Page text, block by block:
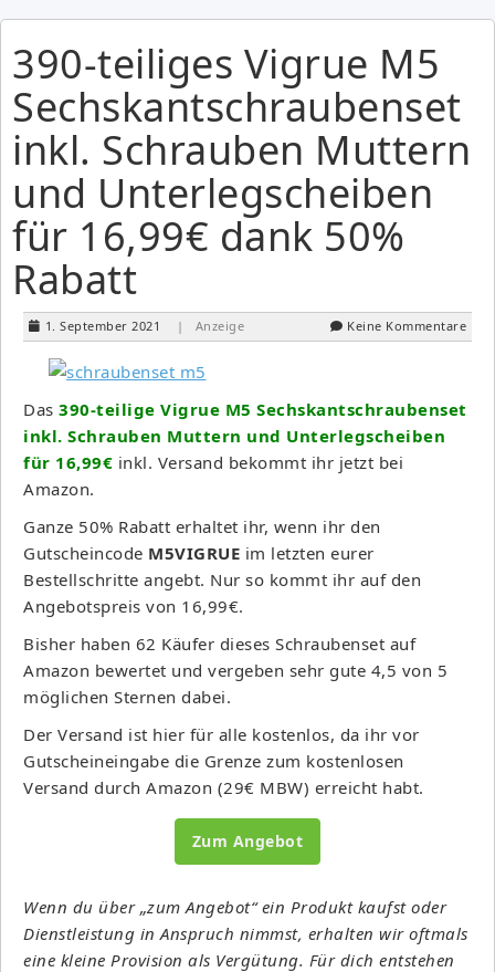
390-teiliges Vigrue M5
Sechskantschraubenset
inkl. Schrauben Muttern
und Unterlegscheiben
für 16,99€ dank 50%
Rabatt
1. September 2021 | Anzeige Keine Kommentare
Das 390-teilige Vigrue M5 Sechskantschraubenset
inkl. Schrauben Muttern und Unterlegscheiben
für 16,99€ inkl. Versand bekommt ihr jetzt bei
Amazon.
Ganze 50% Rabatt erhaltet ihr, wenn ihr den
Gutscheincode M5VIGRUE im letzten eurer
Bestellschritte angebt. Nur so kommt ihr auf den
Angebotspreis von 16,99€.
Bisher haben 62 Käufer dieses Schraubenset auf
Amazon bewertet und vergeben sehr gute 4,5 von 5
möglichen Sternen dabei.
Der Versand ist hier für alle kostenlos, da ihr vor
Gutscheineingabe die Grenze zum kostenlosen
Versand durch Amazon (29€ MBW) erreicht habt.
Zum Angebot
Wenn du über „zum Angebot“ ein Produkt kaufst oder
Dienstleistung in Anspruch nimmst, erhalten wir oftmals
eine kleine Provision als Vergütung. Für dich entstehen